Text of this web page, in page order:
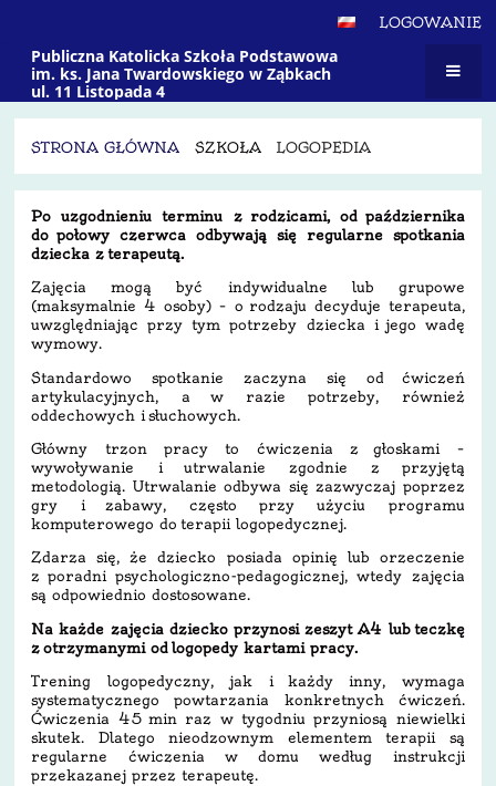
LOGOWANIE
Publiczna Katolicka Szkoła Podstawowa
im. ks. Jana Twardowskiego w Ząbkach
ul. 11 Listopada 4
STRONA GŁÓWNA SZKOŁA LOGOPEDIA
Logopedia
Po uzgodnieniu terminu z rodzicami, od października
do połowy czerwca odbywają się regularne spotkania
dziecka z terapeutą.
Zajęcia mogą być indywidualne lub grupowe
(maksymalnie 4 osoby) – o rodzaju decyduje terapeuta,
uwzględniając przy tym potrzeby dziecka i jego wadę
wymowy.
Standardowo spotkanie zaczyna się od ćwiczeń
artykulacyjnych, a w razie potrzeby, również
oddechowych i słuchowych.
Główny trzon pracy to ćwiczenia z głoskami –
wywoływanie i utrwalanie zgodnie z przyjętą
metodologią. Utrwalanie odbywa się zazwyczaj poprzez
gry i zabawy, często przy użyciu programu
komputerowego do terapii logopedycznej.
Zdarza się, że dziecko posiada opinię lub orzeczenie
z poradni psychologiczno-pedagogicznej, wtedy zajęcia
są odpowiednio dostosowane.
Na każde zajęcia dziecko przynosi zeszyt A4 lubteczkę
z otrzymanymi od logopedy kartami pracy.
Trening logopedyczny, jak i każdy inny, wymaga
systematycznego powtarzania konkretnych ćwiczeń.
Ćwiczenia 45 min raz w tygodniu przyniosą niewielki
skutek. Dlatego nieodzownym elementem terapii są
regularne ćwiczenia w domu według instrukcji
przekazanej przez terapeutę.